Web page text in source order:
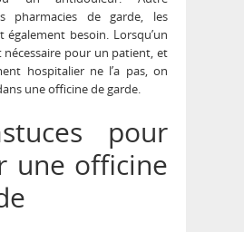
pharmacies de garde, les
besoin. Lorsqu’un
nécessaire pour un patient, et
hospitalier ne l’a pas, on
une officine de garde.
pour
une officine